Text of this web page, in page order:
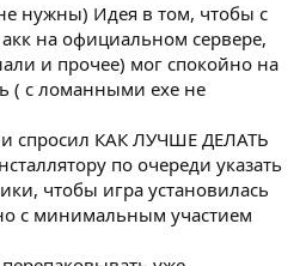
нужны) Идея в том, чтобы с
на официальном сервере,
и прочее) мог спокойно на
( с ломанными ехе не
и спросил КАК ЛУЧШЕ ДЕЛАТЬ
по очереди указать
чтобы игра установилась
с минимальным участием